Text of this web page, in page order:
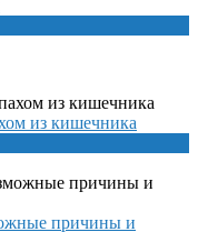
из кишечника
причины и